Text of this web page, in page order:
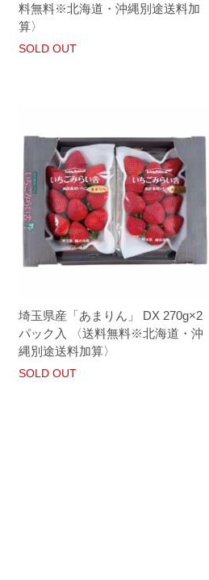
料無料※北海道・沖縄別途送料加
算〉
SOLD OUT
埼玉県産「あまりん」 DX 270g×2
パック入 〈送料無料※北海道・沖
縄別途送料加算〉
SOLD OUT